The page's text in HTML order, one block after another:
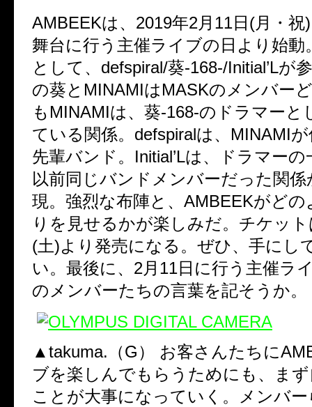
AMBEEKは、2019年2月11日(月・祝
舞台に行う主催ライブの日より始動
として、defspiral/葵-168-/Initial’Lが
の葵とMINAMIはMASKのメンバー
もMINAMIは、葵-168-のドラマーと
ている関係。defspiralは、MINAMI
先輩バンド。Initial’Lは、ドラマー
以前同じバンドメンバーだった関
現。強烈な布陣と、AMBEEKがど
りを見せるかが楽しみだ。チケッ
(土)より発売になる。ぜひ、手にし
い。最後に、2月11日に行う主催ラ
のメンバーたちの言葉を記そうか。
▲takuma.（G）
お客さんたちに
ブを楽しんでもらうためにも、ま
ことが大事になっていく。メンバ